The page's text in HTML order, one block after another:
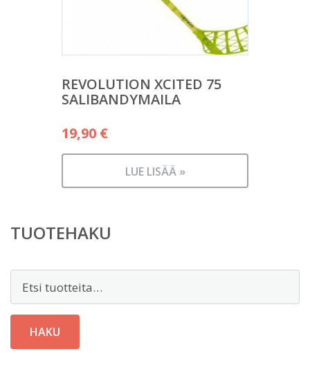
REVOLUTION XCITED 75
SALIBANDYMAILA
19,90 €
LUE LISÄÄ »
TUOTEHAKU
HAKU